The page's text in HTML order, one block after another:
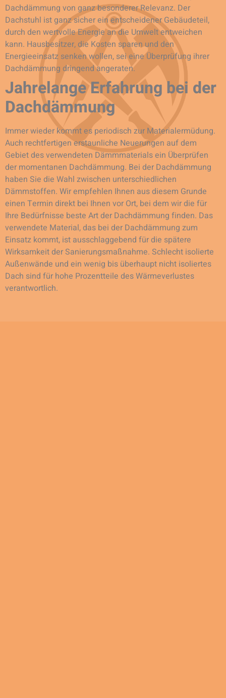
Dachdämmung von ganz besonderer Relevanz. Der
Dachstuhl ist ganz sicher ein entscheidener Gebäudeteil,
durch den wertvolle Energie an die Umwelt entweichen
kann. Hausbesitzer, die Kosten sparen und den
Energieeinsatz senken wollen, sei eine Überprüfung ihrer
Dachdämmung dringend angeraten.
Jahrelange Erfahrung bei der
Dachdämmung
Immer wieder kommt es periodisch zur Materialermüdung.
Auch rechtfertigen erstaunliche Neuerungen auf dem
Gebiet des verwendeten Dämmmaterials ein Überprüfen
der momentanen Dachdämmung. Bei der Dachdämmung
haben Sie die Wahl zwischen unterschiedlichen
Dämmstoffen. Wir empfehlen Ihnen aus diesem Grunde
einen Termin direkt bei Ihnen vor Ort, bei dem wir die für
Ihre Bedürfnisse beste Art der Dachdämmung finden. Das
verwendete Material, das bei der Dachdämmung zum
Einsatz kommt, ist ausschlaggebend für die spätere
Wirksamkeit der Sanierungsmaßnahme. Schlecht isolierte
Außenwände und ein wenig bis überhaupt nicht isoliertes
Dach sind für hohe Prozentteile des Wärmeverlustes
verantwortlich.